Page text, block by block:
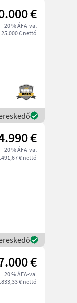
€
20 % ÁFA-val
25.000 € nettó
€
20 % ÁFA-val
€ nettó
€
20 % ÁFA-val
€ nettó